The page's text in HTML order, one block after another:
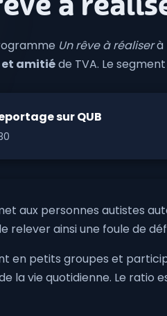
Un rêve à réaliserà
amitiéde TVA. Le
sur QUB
aux personnes autistes
relever ainsi une foule de
en petits groupes et
la vie quotidienne. Le ratio